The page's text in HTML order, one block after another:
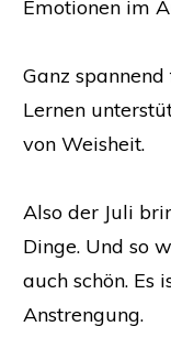
Emotionen im
Ganz
Lernen
von Weisheit.
Also der Juli
Dinge. Und so
auch schön. Es
Anstrengung.